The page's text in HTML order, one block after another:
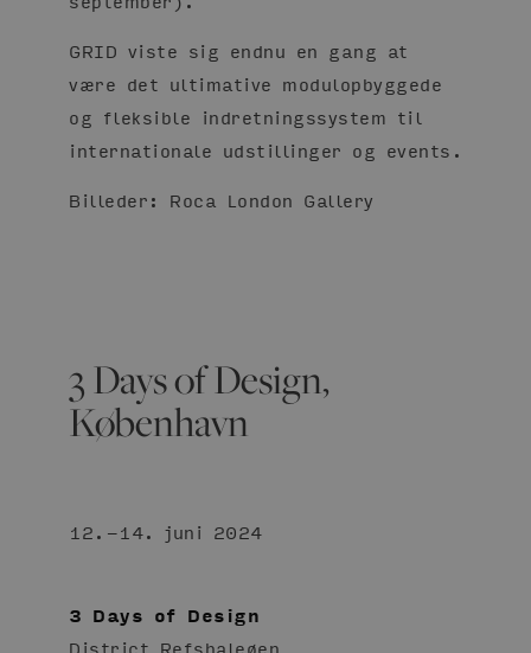
GRID viste sig endnu en gang at
være det ultimative modulopbyggede
og fleksible indretningssystem til
internationale udstillinger og events.
Billeder: Roca London Gallery
3 Days of Design,
København
12.-14. juni 2024
3 Days of Design